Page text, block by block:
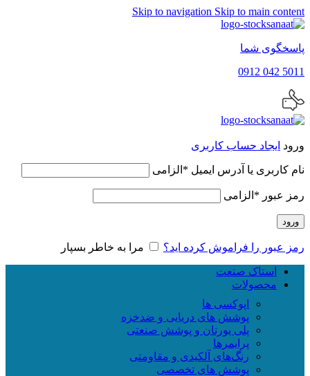
Skip to navigation Skip to main content
پاسخگوی شما
5011 042 0912
ورود ایجاد حساب کاربری
نام کاربری یا آدرس ایمیل * الزامی
رمز عبور * الزامی
ورود
رمز عبور را فراموش کرده اید؟ مرا به خاطر بسپار
استاک صنعت
محصولات
اپوکسی ها
پوشش های دریایی و ضدخزه
پلی یورتان و پوشش صنعتی
پرایمرها
رنگ‌های آلکیدی و مقاومتی
پوشش های تخصصی